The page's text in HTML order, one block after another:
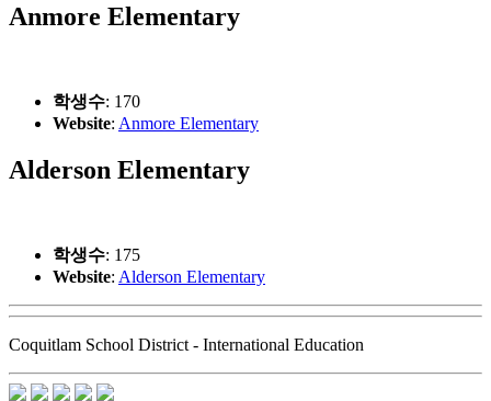
Anmore Elementary
학생수: 170
Website: Anmore Elementary
Alderson Elementary
학생수: 175
Website: Alderson Elementary
Coquitlam School District - International Education